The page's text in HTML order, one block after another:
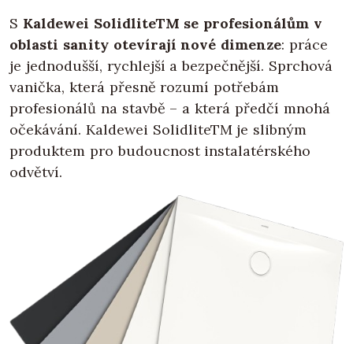
S Kaldewei SolidliteTM se profesionálům v
oblasti sanity otevírají nové dimenze: práce
je jednodušší, rychlejší a bezpečnější. Sprchová
vanička, která přesně rozumí potřebám
profesionálů na stavbě – a která předčí mnohá
očekávání. Kaldewei SolidliteTM je slibným
produktem pro budoucnost instalatérského
odvětví.